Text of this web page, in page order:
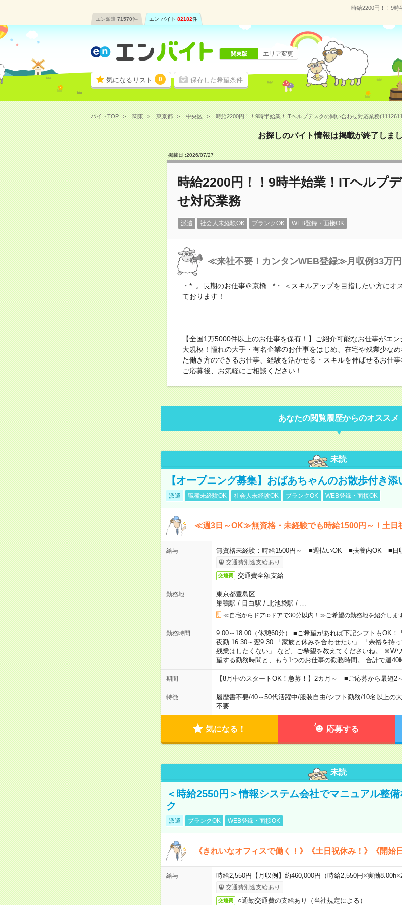
時給2200円！！9時
エン派遣 71570件 エン バイト 82182件
気になるリスト 0 保存した希望条件
関東版 エリア変更
バイトTOP 関東 東京都 中央区 時給2200円！！9時半始業！ITヘルプデスクの問い合わせ対応業務
お探しのバイト情報は掲載が終了しま
掲載日 :2026/07/27
時給2200円！！9時半始業！ITヘルプ
せ対応業務
派遣 社会人未経験OK ブランクOK WEB登録・面接OK
≪来社不要！カンタンWEB登録≫月収例33万円
・*:.。長期のお仕事＠京橋 .:*・ ＜スキルアップを目指したい方にオ
ております！
【全国1万5000件以上のお仕事を保有！】ご紹介可能なお仕事がエ
大規模！憧れの大手・有名企業のお仕事をはじめ、在宅や残業少な
た働き方のできるお仕事、経験を活かせる・スキルを伸ばせるお仕事
ご応募後、お気軽にご相談ください！
あなたの閲覧履歴からのオススメ
未読
【オープニング募集】おばあちゃんのお散歩付き
派遣 職種未経験OK 社会人未経験OK ブランクOK WEB登録・面接OK
≪週3日～OK≫無資格・未経験でも時給1500円～！土日
給与 無資格未経験：時給1500円～ ■週払いOK ■扶養内OK ■日
交通費別途支給あり
交通費 交通費全額支給
勤務地
東京都豊島区
巣鴨駅 / 目白駅 / 北池袋駅 /
≪自宅からドアtoドアで30分以内！≫ご希望の勤務地を紹介します
勤務時間
9:00～18:00（休憩60分） ■ご希望があれば下記シフトもOK！
夜勤 16:30～翌9:30 「家族と休みを合わせたい」 「余裕を持
残業はしたくない」 など、ご希望を教えてくださいね。 ※W
望する勤務時間と、もう1つのお仕事の勤務時間。 合計で週40
期間 【8月中のスタートOK！急募！】2カ月～ ■ご応募から最短2
特徴 履歴書不要/40～50代活躍中/服装自由/シフト勤務/10名以上の
不要
気になる！ 応募する
未読
＜時給2550円＞情報システム会社でマニュアル整
ク
派遣 ブランクOK WEB登録・面接OK
《きれいなオフィスで働く！》《土日祝休み！》《開始
給与 時給2,550円【月収例】約460,000円（時給2,550円×実働
交通費別途支給あり
交通費 ○通勤交通費の支給あり（当社規定による）